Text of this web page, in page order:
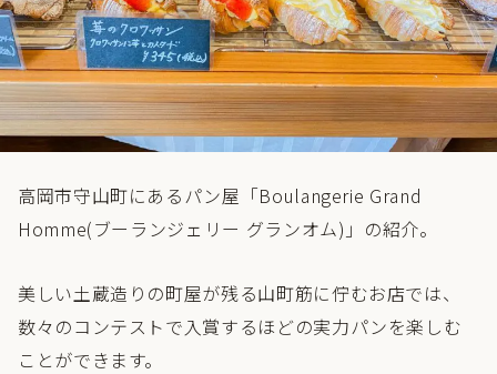
高岡市守山町にあるパン屋「Boulangerie Grand
Homme(ブーランジェリー グランオム)」の紹介。
美しい土蔵造りの町屋が残る山町筋に佇むお店では、
数々のコンテストで入賞するほどの実力パンを楽しむ
ことができます。